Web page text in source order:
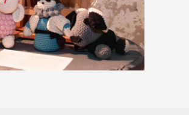
Tradizione sarda
49,00